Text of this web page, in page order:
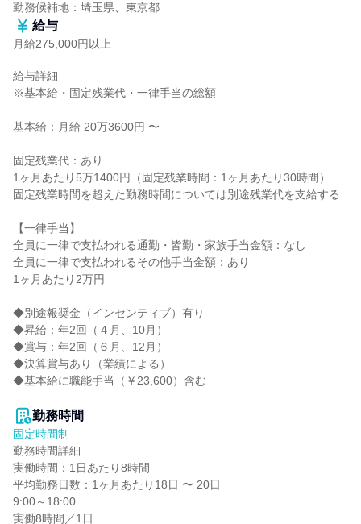
勤務候補地：埼玉県、東京都
給与
月給275,000円以上
給与詳細
※基本給・固定残業代・一律手当の総額
基本給：月給 20万3600円 〜
固定残業代：あり
1ヶ月あたり5万1400円（固定残業時間：1ヶ月あたり30時間）
固定残業時間を超えた勤務時間については別途残業代を支給する
【一律手当】
全員に一律で支払われる通勤・皆勤・家族手当金額：なし
全員に一律で支払われるその他手当金額：あり
1ヶ月あたり2万円
◆別途報奨金（インセンティブ）有り
◆昇給：年2回（４月、10月）
◆賞与：年2回（６月、12月）
◆決算賞与あり（業績による）
◆基本給に職能手当（￥23,600）含む
勤務時間
固定時間制
勤務時間詳細
実働時間：1日あたり8時間
平均勤務日数：1ヶ月あたり18日 〜 20日
9:00～18:00
実働8時間／1日